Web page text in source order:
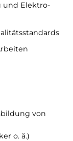
und Elektro-
von
o. ä.)